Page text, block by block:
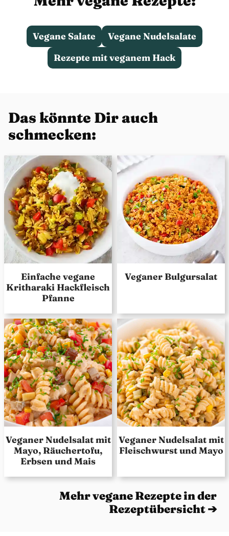
Vegane Salate
Vegane Nudelsalate
Rezepte mit veganem Hack
Das könnte Dir auch
schmecken:
Einfache vegane
Kritharaki Hackfleisch
Pfanne
Veganer Bulgursalat
Veganer Nudelsalat mit
Mayo, Räuchertofu,
Erbsen und Mais
Veganer Nudelsalat mit
Fleischwurst und Mayo
Mehr vegane Rezepte in der
Rezeptübersicht ➔